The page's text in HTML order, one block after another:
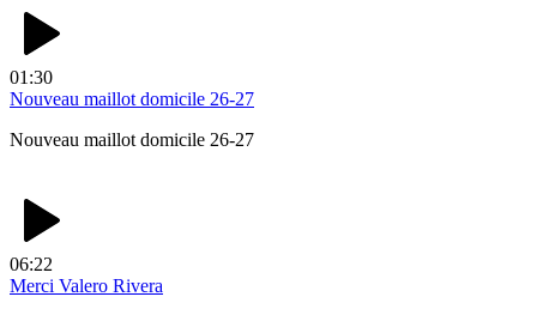
01:30
Nouveau maillot domicile 26-27
Nouveau maillot domicile 26-27
06:22
Merci Valero Rivera